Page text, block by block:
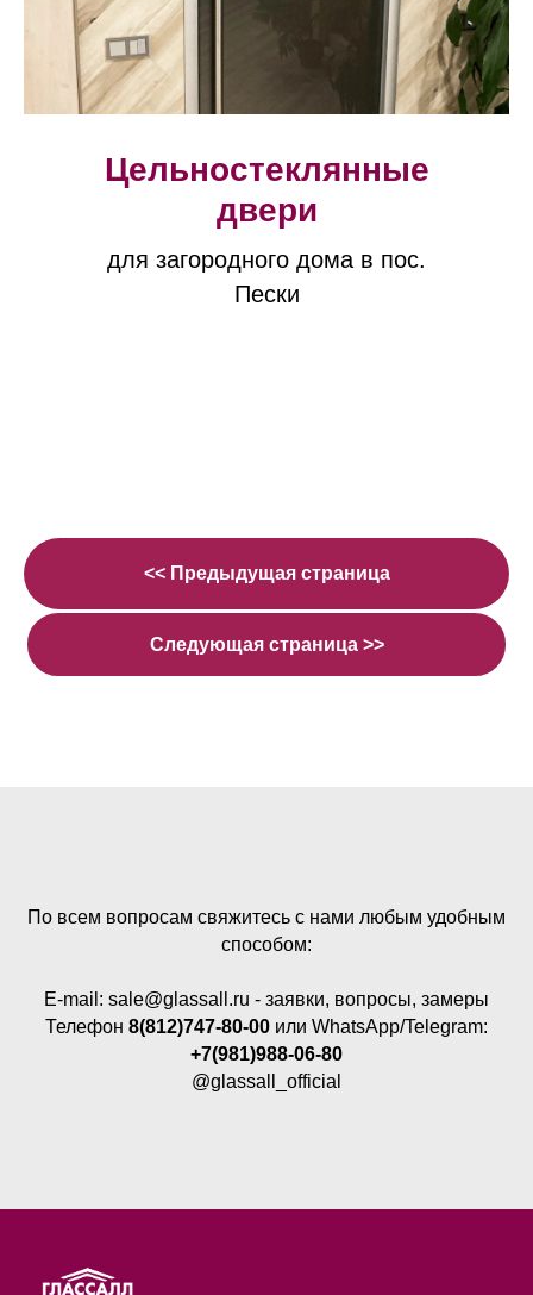
Цельностеклянные
двери
для загородного дома в пос.
Пески
<< Предыдущая страница
Следующая страница >>
По всем вопросам свяжитесь с нами любым удобным
способом:
E-mail: sale@glassall.ru - заявки, вопросы, замеры
Телефон 8(812)747-80-00 или WhatsApp/Telegram:
+7(981)988-06-80
@glassall_official